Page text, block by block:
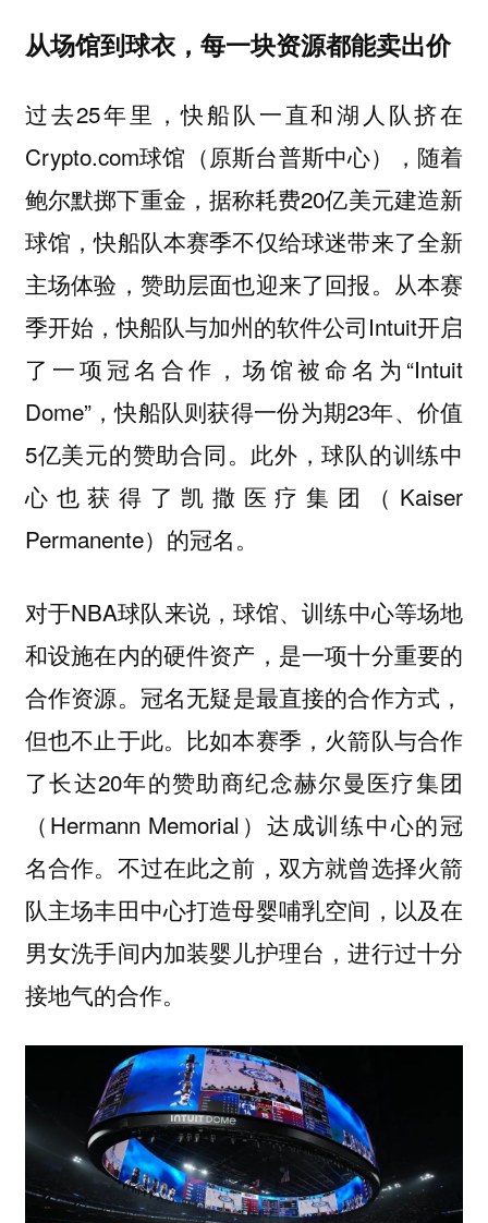
从场馆到球衣，每一块资源都能卖出价
过去25年里，快船队一直和湖人队挤在
Crypto.com球馆（原斯台普斯中心），随着
鲍尔默掷下重金，据称耗费20亿美元建造新
球馆，快船队本赛季不仅给球迷带来了全新
主场体验，赞助层面也迎来了回报。从本赛
季开始，快船队与加州的软件公司Intuit开启
了一项冠名合作，场馆被命名为“Intuit
Dome”，快船队则获得一份为期23年、价值
5亿美元的赞助合同。此外，球队的训练中
心也获得了凯撒医疗集团（Kaiser
Permanente）的冠名。
对于NBA球队来说， 球馆、训练中心等场地
和设施在内的硬件资产，是一项十分重要的
合作资源。 冠名无疑是最直接的合作方式，
但也不止于此。比如本赛季，火箭队与合作
了长达20年的赞助商纪念赫尔曼医疗集团
（Hermann Memorial）达成训练中心的冠
名合作。不过在此之前，双方就曾选择火箭
队主场丰田中心打造母婴哺乳空间，以及在
男女洗手间内加装婴儿护理台，进行过十分
接地气的合作。